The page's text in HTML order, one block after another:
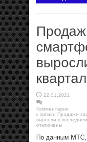
22.01.2021
Комментарии
к записи Продажи
выросли в
отключены
По данным МТС,